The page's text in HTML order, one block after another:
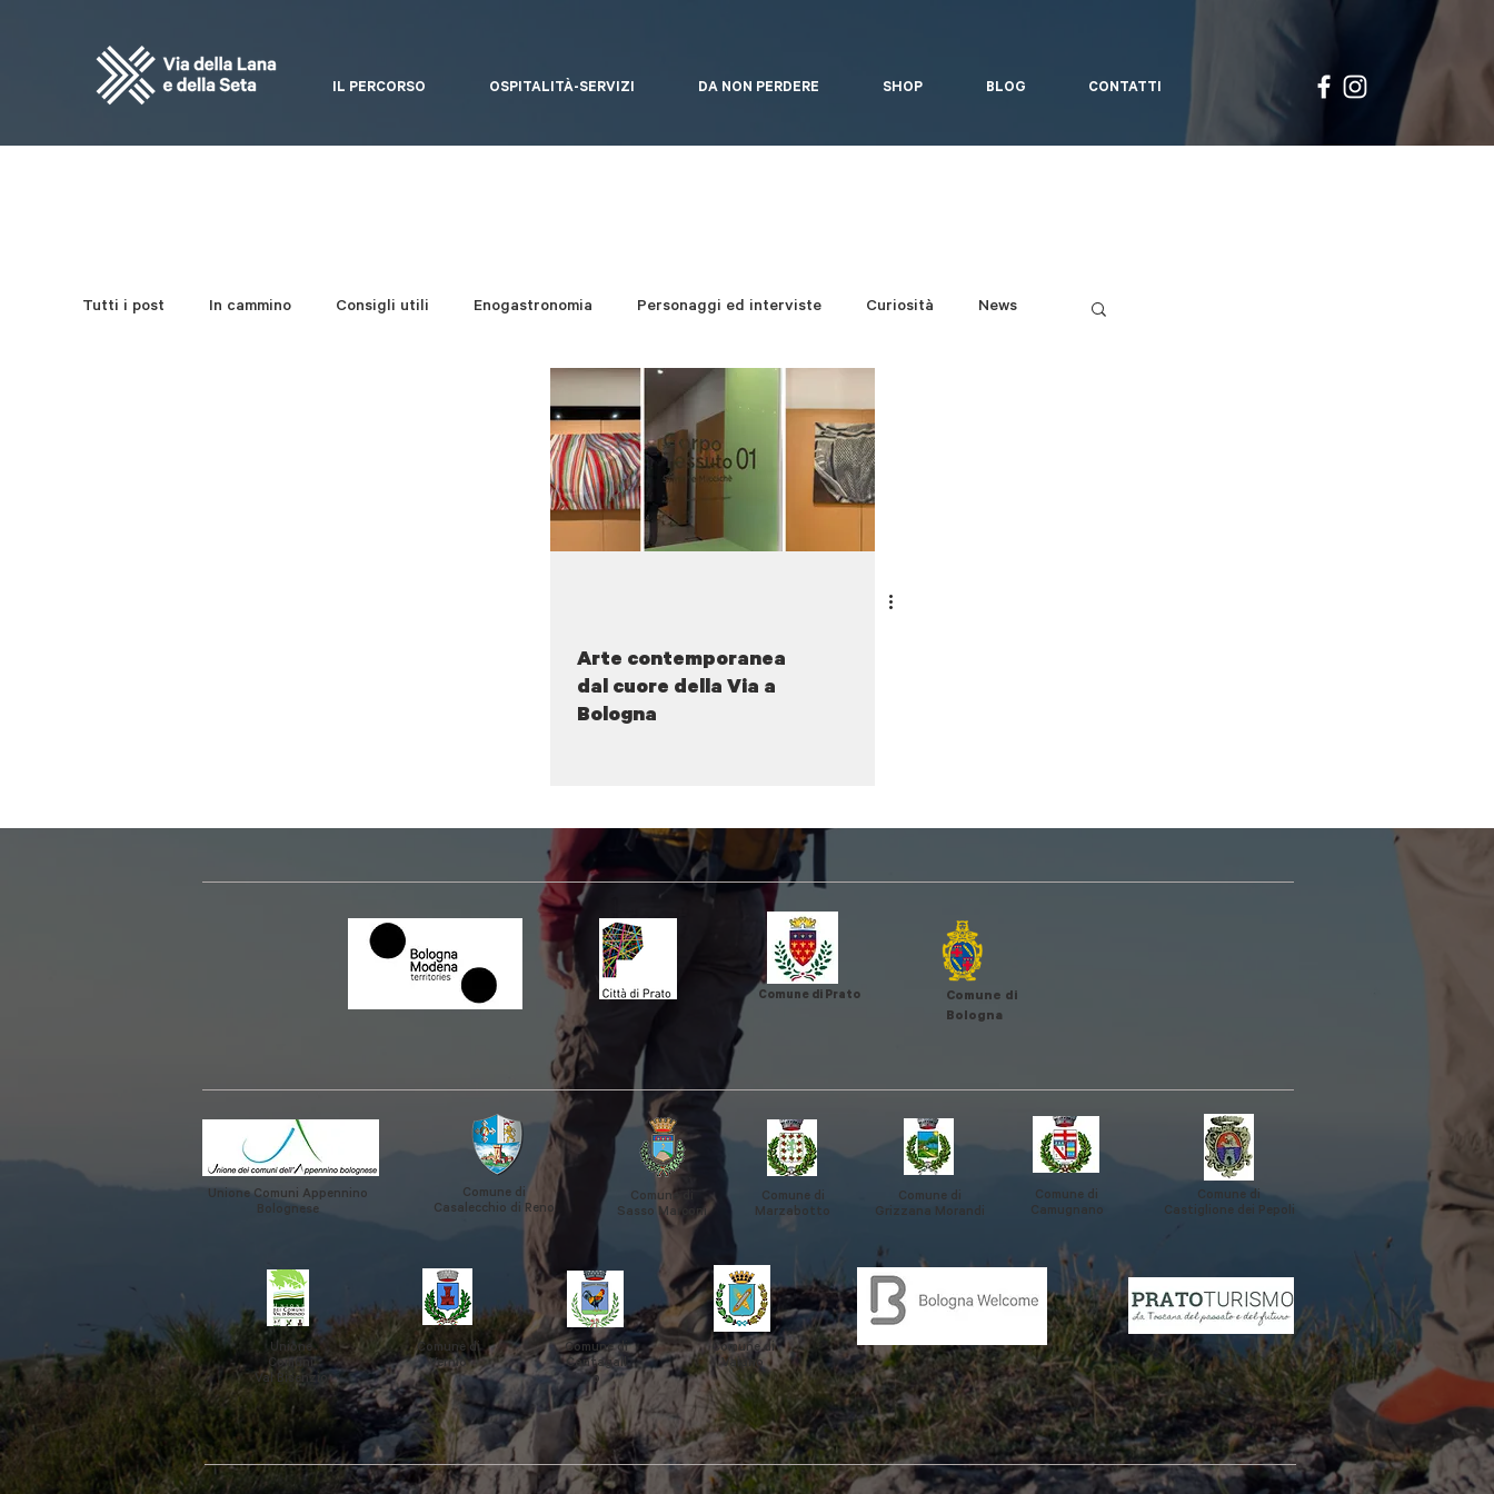
IL PERCORSO OSPITALITÀ-SERVIZI DA NON PERDERE SHOP BLOG CONTATTI
Tutti i post In cammino Consigli utili Enogastronomia Personaggi ed interviste Curiosità News
Arte Contemporanea
Arte contemporanea
dal cuore della Via a
Bologna
Comune di Prato
Comune di
Bologna
Unione Comuni Appennino
Bolognese
Unione
Comuni
Val Bisenzio
Comune di
Casalecchio di Reno
Comune di
Sasso Marconi
Comune di
Marzabotto
Comune di
Vernio
Comune di
Cantagall
o
Comune di
Vaiano
Comune di
Grizzana Morandi
Comune di
Camugnano
Comune di
Castiglione dei Pepoli